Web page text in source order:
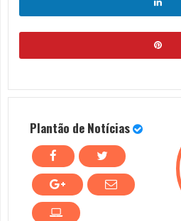
Plantão de Notícias